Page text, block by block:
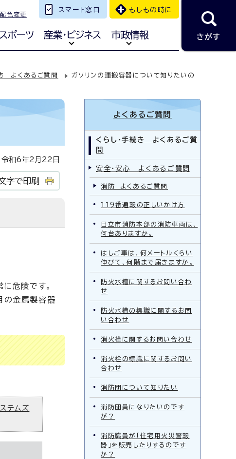
配色変更
スマート窓口 もしもの時に
ポーツ 産業・ビジネス 市政情報 さがす
よくあるご質問
ガソリンの運搬容器について知りたいの
和6年2月22日
字で印刷
危険です。
の金属製容器
テムズ
よくあるご質問
くらし・手続き よくあるご質
問
安全・安心 よくあるご質問
消防 よくあるご質問
119番通報の正しいかけ方
日立市消防本部の消防車両は、
何台ありますか。
はしご車は、何メートルくらい
伸びて、何階まで届きますか。
防火水槽に関するお問い合わ
せ
防火水槽の標識に関するお問
い合わせ
消火栓に関するお問い合わせ
消火栓の標識に関するお問い
合わせ
消防団について知りたい
消防団員になりたいのです
が？
消防職員が「住宅用火災警報
器」を販売したりするのです
か？